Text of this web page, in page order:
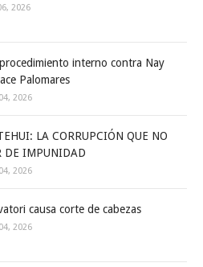
2026
interno contra Nay
Palomares
2026
LA CORRUPCIÓN QUE NO
DE IMPUNIDAD
2026
causa corte de cabezas
2026